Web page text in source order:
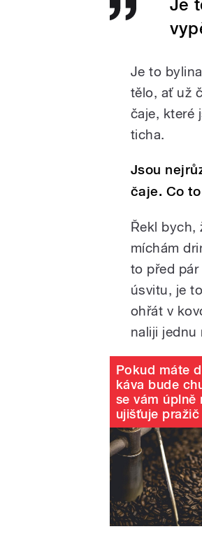
Je
Je to
tělo, ať už
čaje, které
ticha.
Jsou
čaje. Co
Řekl bych,
míchám
to před
úsvitu, je
ohřát v
naliji jednu
Pokud máte
káva bude
se vám úplně
ujišťuje